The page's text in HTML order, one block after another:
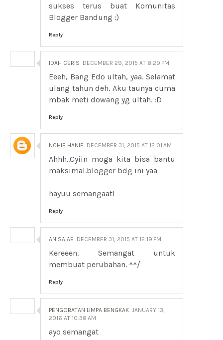
sukses terus buat Komunitas
Blogger Bandung :)
Reply
IDAH CERIS DECEMBER 29, 2015 AT 8:29 PM
Eeeh, Bang Edo ultah, yaa. Selamat
ulang tahun deh. Aku taunya cuma
mbak meti dowang yg ultah. :D
Reply
NCHIE HANIE DECEMBER 31, 2015 AT 12:01 AM
Ahhh..Cyiin moga kita bisa bantu
maksimal.blogger bdg ini yaa
hayuu semangaat!
Reply
ANISA AE DECEMBER 31, 2015 AT 12:19 PM
Kereeen. Semangat untuk
membuat perubahan. ^^/
Reply
PENGOBATAN LIMPA BENGKAK JANUARY 13,
2016 AT 10:38 AM
ayo semangat